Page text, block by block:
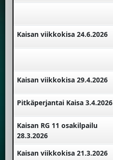
Kaisan viikkokisa 24.6.2026
Kaisan viikkokisa 29.4.2026
Pitkäperjantai Kaisa 3.4.2026
Kaisan RG 11 osakilpailu
28.3.2026
Kaisan viikkokisa 21.3.2026